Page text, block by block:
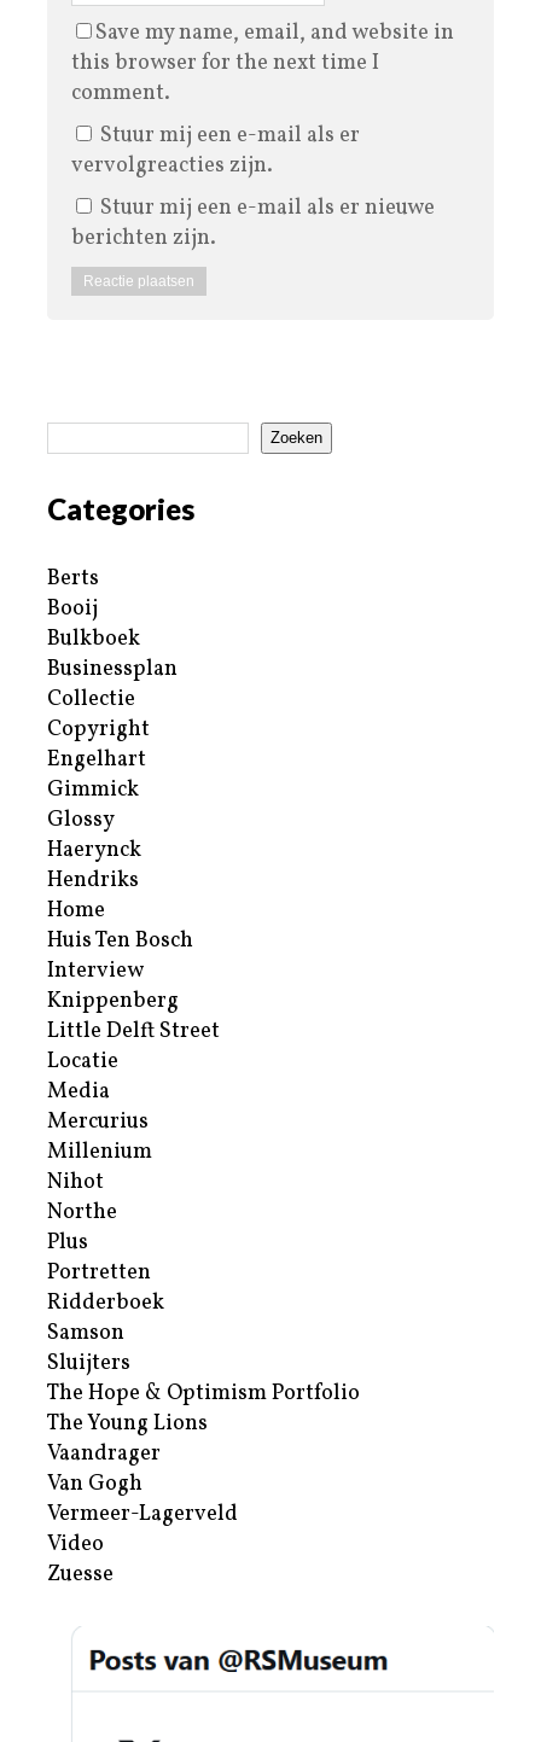
Save my name, email, and website in
this browser for the next time I
comment.
Stuur mij een e-mail als er
vervolgreacties zijn.
Stuur mij een e-mail als er nieuwe
berichten zijn.
Zoeken
Categories
Berts
Booij
Bulkboek
Businessplan
Collectie
Copyright
Engelhart
Gimmick
Glossy
Haerynck
Hendriks
Home
Huis Ten Bosch
Interview
Knippenberg
Little Delft Street
Locatie
Media
Mercurius
Millenium
Nihot
Northe
Plus
Portretten
Ridderboek
Samson
Sluijters
The Hope & Optimism Portfolio
The Young Lions
Vaandrager
Van Gogh
Vermeer-Lagerveld
Video
Zuesse